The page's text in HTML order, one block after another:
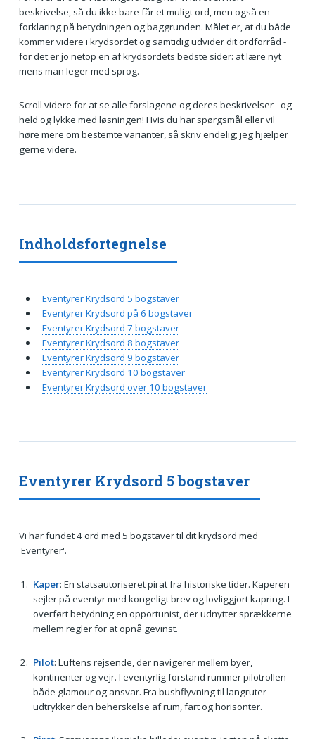
beskrivelse, så du ikke bare får et muligt ord, men også en
forklaring på betydningen og baggrunden. Målet er, at du både
kommer videre i krydsordet og samtidig udvider dit ordforråd -
for det er jo netop en af krydsordets bedste sider: at lære nyt
mens man leger med sprog.
Scroll videre for at se alle forslagene og deres beskrivelser - og
held og lykke med løsningen! Hvis du har spørgsmål eller vil
høre mere om bestemte varianter, så skriv endelig; jeg hjælper
gerne videre.
Eventyrer Krydsord 5 bogstaver
Vi har fundet 4 ord med 5 bogstaver til dit krydsord med
'Eventyrer'.
Kaper: En statsautoriseret pirat fra historiske tider. Kaperen
sejler på eventyr med kongeligt brev og lovliggjort kapring. I
overført betydning en opportunist, der udnytter sprækkerne
mellem regler for at opnå gevinst.
Pilot: Luftens rejsende, der navigerer mellem byer,
kontinenter og vejr. I eventyrlig forstand rummer pilotrollen
både glamour og ansvar. Fra bushflyvning til langruter
udtrykker den beherskelse af rum, fart og horisonter.
Indholdsfortegnelse
Eventyrer Krydsord 5 bogstaver
Eventyrer Krydsord på 6 bogstaver
Eventyrer Krydsord 7 bogstaver
Eventyrer Krydsord 8 bogstaver
Eventyrer Krydsord 9 bogstaver
Eventyrer Krydsord 10 bogstaver
Eventyrer Krydsord over 10 bogstaver